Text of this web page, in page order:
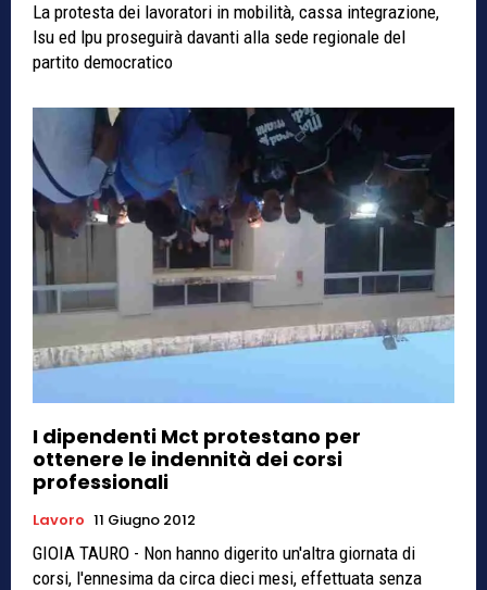
La protesta dei lavoratori in mobilità, cassa integrazione,
lsu ed lpu proseguirà davanti alla sede regionale del
partito democratico
I dipendenti Mct protestano per
ottenere le indennità dei corsi
professionali
Lavoro 11 Giugno 2012
GIOIA TAURO - Non hanno digerito un'altra giornata di
corsi, l'ennesima da circa dieci mesi, effettuata senza